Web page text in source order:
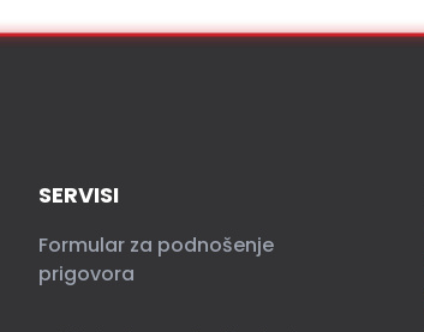
SERVISI
Formular za podnošenje
prigovora